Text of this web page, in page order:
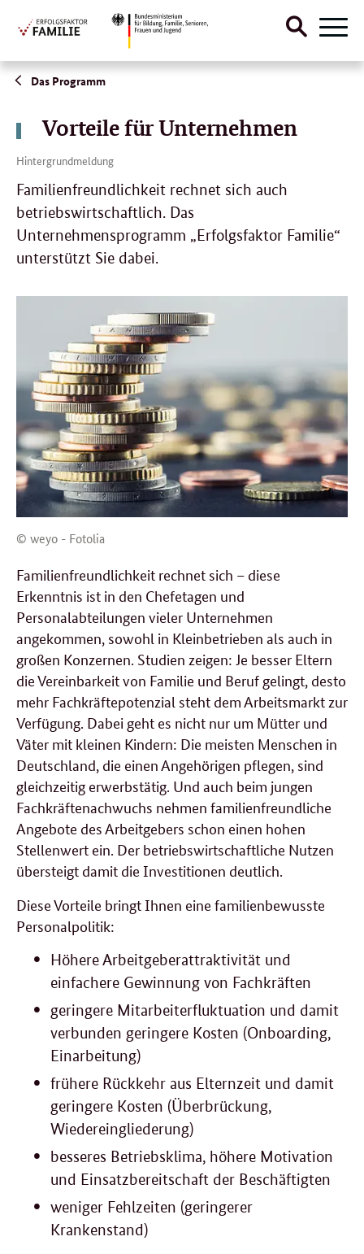
Direktlink:
Suche
Menü
Das Programm
Vorteile für Unternehmen
Hintergrundmeldung
Familienfreundlichkeit rechnet sich auch
betriebswirtschaftlich. Das
Unternehmensprogramm „Erfolgsfaktor Familie“
unterstützt Sie dabei.
© weyo - Fotolia
Familienfreundlichkeit rechnet sich – diese
Erkenntnis ist in den Chefetagen und
Personalabteilungen vieler Unternehmen
angekommen, sowohl in Kleinbetrieben als auch in
großen Konzernen. Studien zeigen: Je besser Eltern
die Vereinbarkeit von Familie und Beruf gelingt, desto
mehr Fachkräftepotenzial steht dem Arbeitsmarkt zur
Verfügung. Dabei geht es nicht nur um Mütter und
Väter mit kleinen Kindern: Die meisten Menschen in
Deutschland, die einen Angehörigen pflegen, sind
gleichzeitig erwerbstätig. Und auch beim jungen
Fachkräftenachwuchs nehmen familienfreundliche
Angebote des Arbeitgebers schon einen hohen
Stellenwert ein. Der betriebswirtschaftliche Nutzen
übersteigt damit die Investitionen deutlich.
Diese Vorteile bringt Ihnen eine familienbewusste
Personalpolitik:
Höhere Arbeitgeberattraktivität und
einfachere Gewinnung von Fachkräften
geringere Mitarbeiterfluktuation und damit
verbunden geringere Kosten (Onboarding,
Einarbeitung)
frühere Rückkehr aus Elternzeit und damit
geringere Kosten (Überbrückung,
Wiedereingliederung)
besseres Betriebsklima, höhere Motivation
und Einsatzbereitschaft der Beschäftigten
weniger Fehlzeiten (geringerer
Krankenstand)